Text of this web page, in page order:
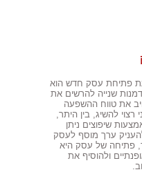
פתיחת עסק חדש הוא
שנייה להרשים את
את טווח ההשפעה
רצוי להשיג, בין היתר,
שיפוצים ניתן
ערך מוסף לעסק
פתיחה של עסק היא
ולהוסיף את